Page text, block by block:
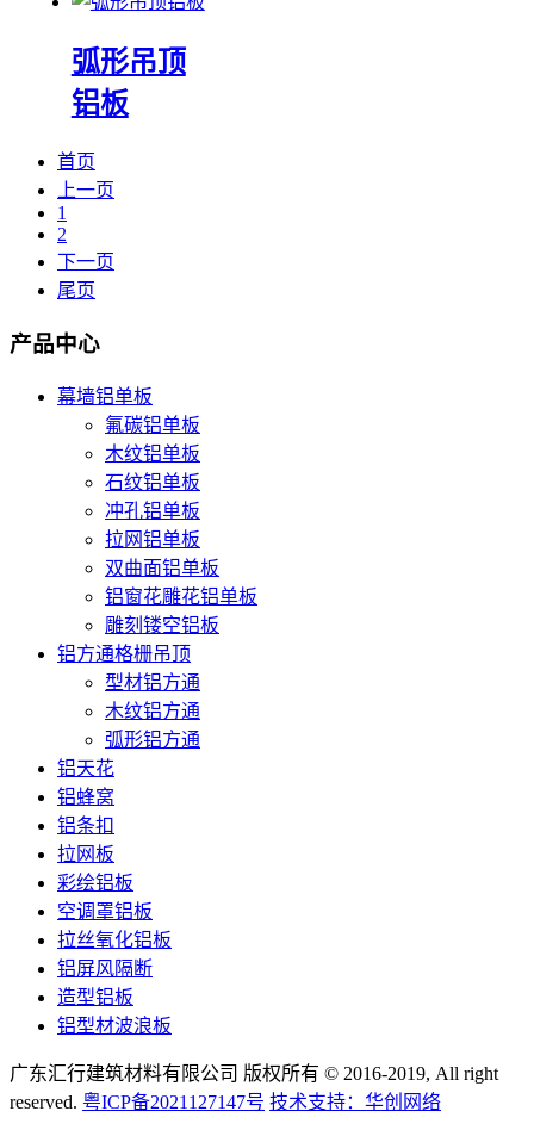
弧形吊顶
铝板
首页
上一页
1
2
下一页
尾页
产品中心
幕墙铝单板
氟碳铝单板
木纹铝单板
石纹铝单板
冲孔铝单板
拉网铝单板
双曲面铝单板
铝窗花雕花铝单板
雕刻镂空铝板
铝方通格栅吊顶
型材铝方通
木纹铝方通
弧形铝方通
铝天花
铝蜂窝
铝条扣
拉网板
彩绘铝板
空调罩铝板
拉丝氧化铝板
铝屏风隔断
造型铝板
铝型材波浪板
广东汇行建筑材料有限公司 版权所有 © 2016-2019, All right
reserved. 粤ICP备2021127147号 技术支持：华创网络